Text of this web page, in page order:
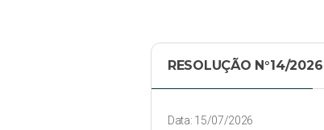
RESOLUÇÃO N°14/2026
Data: 15/07/2026